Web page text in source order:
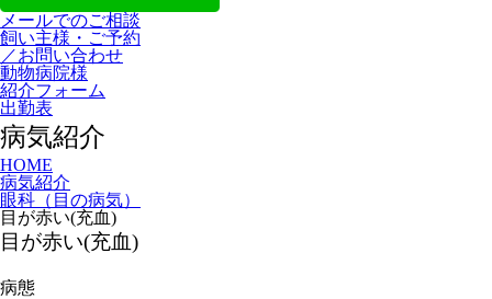
メールでのご相談
飼い主様・ご予約
／お問い合わせ
動物病院様
紹介フォーム
出勤表
病気紹介
HOME
病気紹介
眼科（目の病気）
目が赤い(充血)
目が赤い(充血)
病態